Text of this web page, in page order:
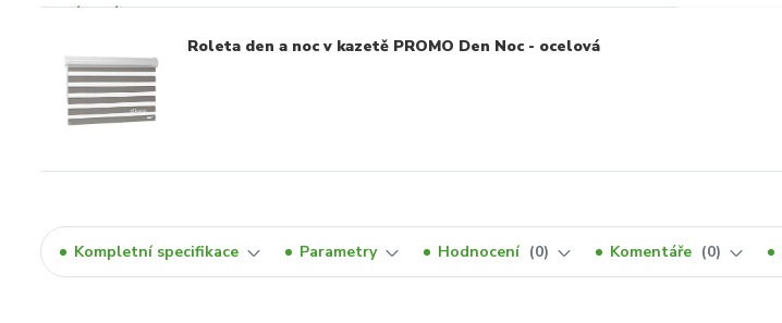
Roleta den a noc v kazetě PROMO Den Noc - ocelová
Kompletní specifikace Parametry Hodnocení 0 Komentáře 0